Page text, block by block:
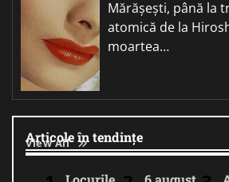
Mărășești, până la
atomică de la
moartea…
Articole în tendințe
View All